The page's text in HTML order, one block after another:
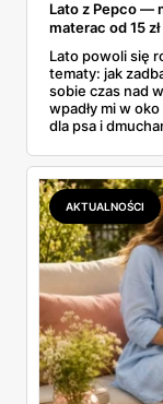
Lato z Pepco —
materac od 15 zł
Lato powoli się
tematy: jak
sobie czas nad
wpadły mi w
dla psa i
Zebrałam to,
— dla
AKTUALNOŚCI